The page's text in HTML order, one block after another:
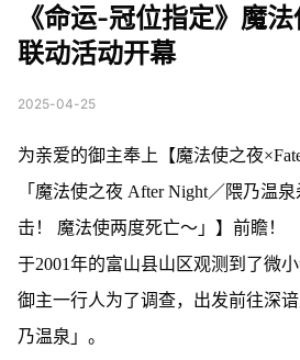
《命运-冠位指定》魔
联动活动开幕
2025-04-25
为亲爱的御主奉上【魔法使之夜
「魔法使之夜 After Night／隈乃温
击！ 魔法使两度死亡～」】前瞻！
于2001年的富山县山区观测到了微小
御主一行人为了调查，出发前往深
乃温泉」。